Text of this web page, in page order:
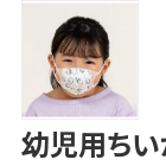
幼児用ち